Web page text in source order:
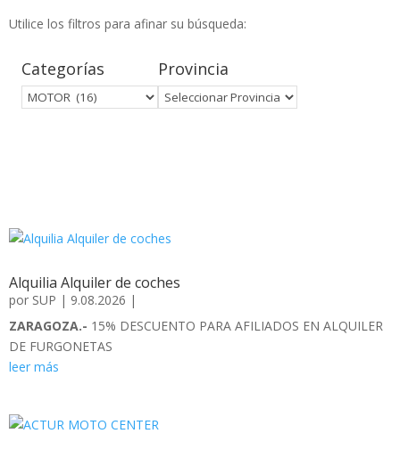
Utilice los filtros para afinar su búsqueda:
Categorías Provincia
Alquilia Alquiler de coches
por SUP | 9.08.2026 |
ZARAGOZA.- 15% DESCUENTO PARA AFILIADOS EN ALQUILER
DE FURGONETAS
leer más